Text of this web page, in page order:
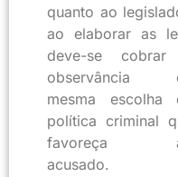
quanto ao
ao elaborar as
deve-se
observância
mesma escolha
política criminal
favoreça
acusado.